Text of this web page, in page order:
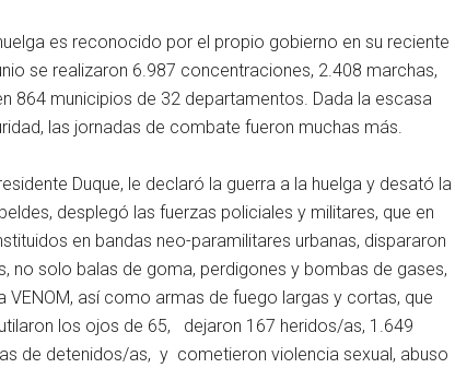
es reconocido por el propio gobierno en su reciente
se realizaron 6.987 concentraciones, 2.408 marchas,
864 municipios de 32 departamentos. Dada la escasa
las jornadas de combate fueron muchas más.
Duque, le declaró la guerra a la huelga y desató la
desplegó las fuerzas policiales y militares, que en
en bandas neo-paramilitares urbanas, dispararon
no solo balas de goma, perdigones y bombas de gases,
así como armas de fuego largas y cortas, que
los ojos de 65, dejaron 167 heridos/as, 1.649
de detenidos/as, y cometieron violencia sexual, abuso